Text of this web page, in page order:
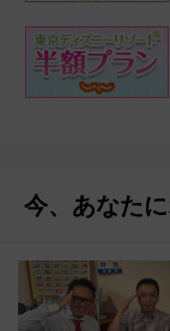
今、あなた